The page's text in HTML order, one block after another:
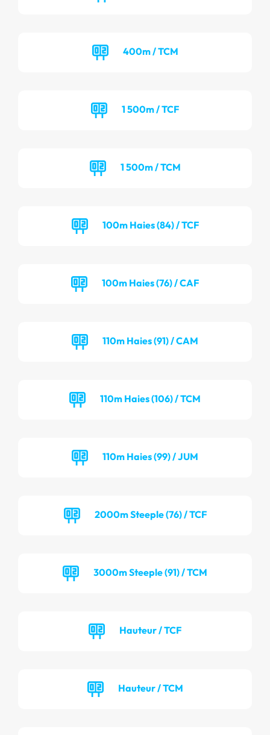
400m / TCM
1 500m / TCF
1 500m / TCM
100m Haies (84) / TCF
100m Haies (76) / CAF
110m Haies (91) / CAM
110m Haies (106) / TCM
110m Haies (99) / JUM
2000m Steeple (76) / TCF
3000m Steeple (91) / TCM
Hauteur / TCF
Hauteur / TCM